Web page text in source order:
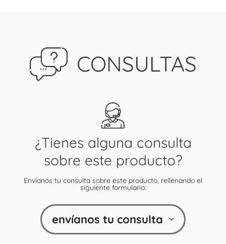
CONSULTAS
¿Tienes alguna consulta
sobre este producto?
Envíanos tu consulta sobre este producto, rellenando el
siguiente formulario:
envíanos tu consulta